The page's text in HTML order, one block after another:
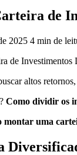
de
2025 4 min de
altos
Como dividir os
montar uma